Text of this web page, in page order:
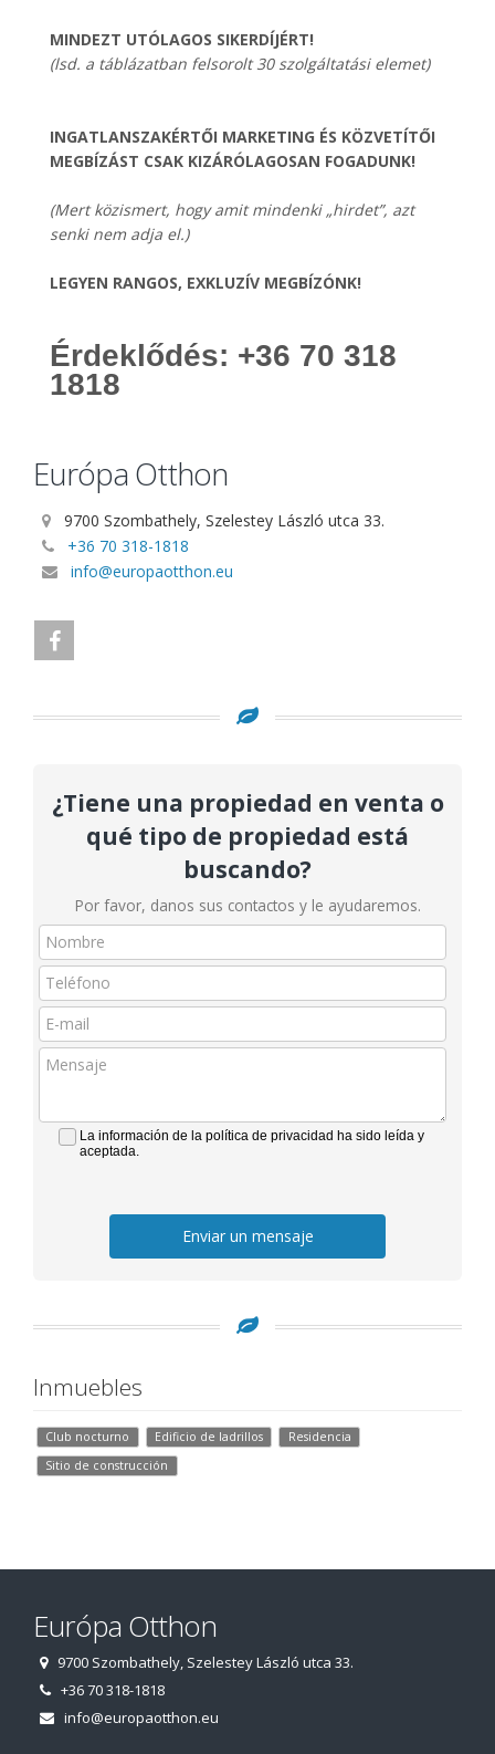
MINDEZT UTÓLAGOS SIKERDÍJÉRT!
(lsd. a táblázatban felsorolt 30 szolgáltatási elemet)
INGATLANSZAKÉRTŐI MARKETING ÉS KÖZVETÍTŐI
MEGBÍZÁST CSAK KIZÁRÓLAGOSAN FOGADUNK!
(Mert közismert, hogy amit mindenki „hirdet”, azt
senki nem adja el.)
LEGYEN RANGOS, EXKLUZÍV MEGBÍZÓNK!
Érdeklődés: +36 70 318
1818
Európa Otthon
9700 Szombathely, Szelestey László utca 33.
+36 70 318-1818
info@europaotthon.eu
¿Tiene una propiedad en venta o
qué tipo de propiedad está
buscando?
Por favor, danos sus contactos y le ayudaremos.
La información de la política de privacidad ha sido leída y
aceptada.
Enviar un mensaje
Inmuebles
Club nocturno Edificio de ladrillos
Residencia
Sitio de construcción
Európa Otthon
9700 Szombathely, Szelestey László utca 33.
+36 70 318-1818
info@europaotthon.eu